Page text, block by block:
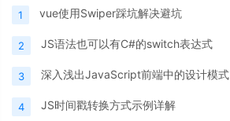
1 vue使用Swiper踩坑解决避坑
2 JS语法也可以有C#的switch表达式
3 深入浅出JavaScript前端中的设计模式
4 JS时间戳转换方式示例详解